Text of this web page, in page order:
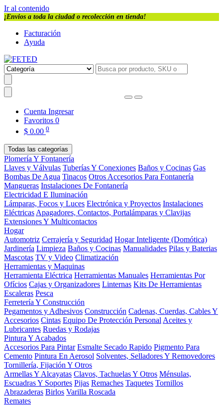
Ir al contenido
¡Envios a toda la ciudad o recolección en tienda!
Facturación
Ayuda
Cuenta Ingresar
Favoritos 0
$ 0.00 0
Todas las categorías
Plomería Y Fontanería
Llaves y Válvulas Tuberías Y Conexiones Baños y Cocinas Gas
Bombas De Agua Tinacos Otros Accesorios Para Fontanería
Mangueras Instalaciones De Fontanería
Electricidad E Iluminación
Lámparas, Focos y Luces Electrónica y Proyectos Instalaciones
Eléctricas Apagadores, Contactos, Portalámparas y Clavijas
Extensiones Y Multicontactos
Hogar
Automotriz Cerrajería y Seguridad Hogar Inteligente (Domótica)
Jardinería Limpieza Baños y Cocinas Manualidades Pilas y Baterias
Mascotas TV y Video Climatización
Herramientas y Maquinas
Herramienta Eléctrica Herramientas Manuales Herramientas Por
Ofícios Cajas y Organizadores Linternas Kits De Herramientas
Escaleras Pesca
Ferretería Y Construcción
Pegamentos y Adhesivos Construcción Cadenas, Cuerdas, Cables Y
Accesorios Cintas Equipo De Protección Personal Aceites y
Lubricantes Ruedas y Rodajas
Pintura Y Acabados
Accesorios Para Pintar Esmalte Secado Rapido Pigmento Para
Cemento Pintura En Aerosol Solventes, Selladores Y Removedores
Tornillería, Fijación Y Otros
Armellas Y Alcayatas Clavos, Tachuelas Y Otros Ménsulas,
Escuadras Y Soportes Pijas Remaches Taquetes Tornillos
Abrazaderas Birlos Varilla Roscada
Remates